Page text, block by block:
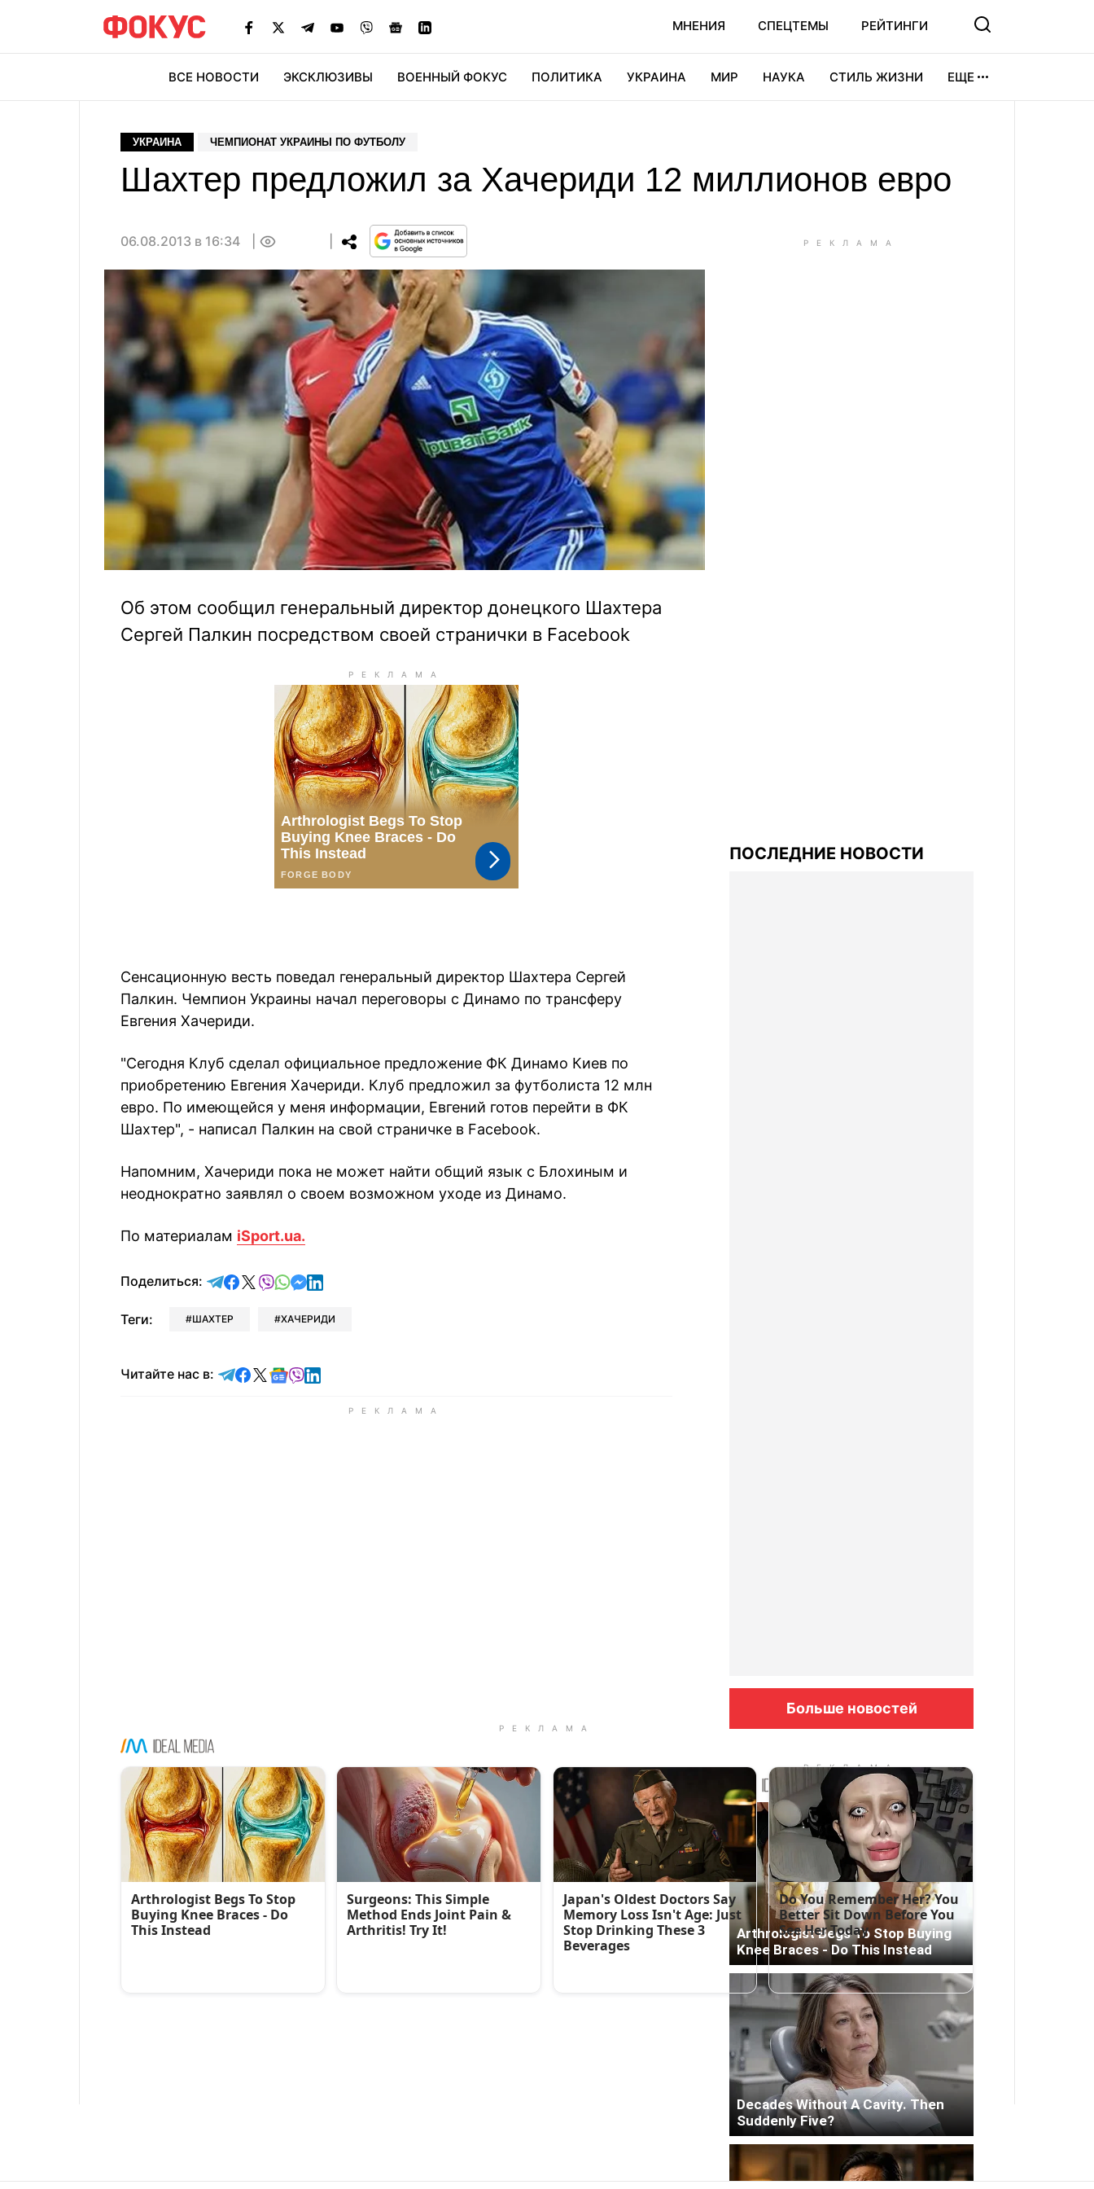
МНЕНИЯ СПЕЦТЕМЫ РЕЙТИНГИ
ВСЕ НОВОСТИ ЭКСКЛЮЗИВЫ ВОЕННЫЙ ФОКУС ПОЛИТИКА УКРАИНА МИР НАУКА СТИЛЬ ЖИЗНИ ЕЩЕ
УКРАИНА ЧЕМПИОНАТ УКРАИНЫ ПО ФУТБОЛУ
Шахтер предложил за Хачериди 12 миллионов евро
06.08.2013 в 16:34
Об этом сообщил генеральный директор донецкого Шахтера
Сергей Палкин посредством своей странички в Facebook
Сенсационную весть поведал генеральный директор Шахтера Сергей
Палкин. Чемпион Украины начал переговоры с Динамо по трансферу
Евгения Хачериди.
"Сегодня Клуб сделал официальное предложение ФК Динамо Киев по
приобретению Евгения Хачериди. Клуб предложил за футболиста 12 млн
евро. По имеющейся у меня информации, Евгений готов перейти в ФК
Шахтер", - написал Палкин на свой страничке в Facebook.
Напомним, Хачериди пока не может найти общий язык с Блохиным и
неоднократно заявлял о своем возможном уходе из Динамо.
По материалам iSport.ua.
Поделиться: отправить в Telegram
поделиться в Facebook
поделиться в X
отправить в Viber
отправить в Whatsapp
отправить в Messenger
отправить в LinkedIn
Теги: ШАХТЕР ХАЧЕРИДИ
Читайте нас в: Читайте в Telegram
Читайте в Facebook
Читайте в X
Читайте в Google news
Читайте в Viber
Читайте в LinkedIn
ПОСЛЕДНИЕ НОВОСТИ
Больше новостей